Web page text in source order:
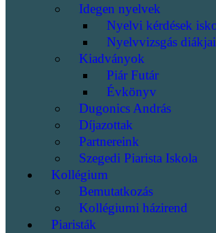
Idegen nyelvek
Nyelvi kérdések
Nyelvvizsgás
Kiadványok
Piár Futár
Évkönyv
Dugonics András
Díjazottak
Partnereink
Szegedi Piarista Iskola
Kollégium
Bemutatkozás
Kollégiumi házirend
Piaristák